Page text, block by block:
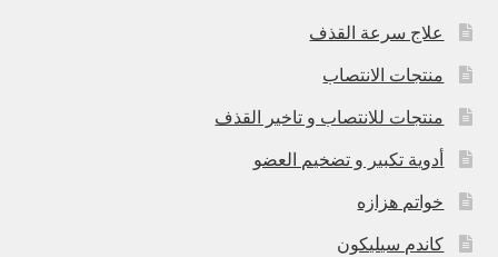
علاج سرعة القذف
منتجات الانتصاب
منتجات للانتصاب و تاخير القذف
أدوية تكبير و تضخيم العضو
خواتم هزازه
كاندم سيليكون